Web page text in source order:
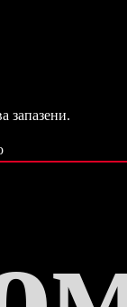
запазени.